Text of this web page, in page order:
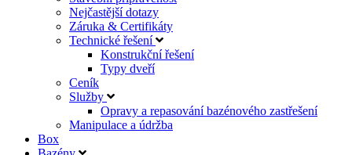
Nejčastější dotazy
Záruka & Certifikáty
Technické řešení
Konstrukční řešení
Typy dveří
Ceník
Služby
Opravy a repasování bazénového zastřešení
Manipulace a údržba
Box